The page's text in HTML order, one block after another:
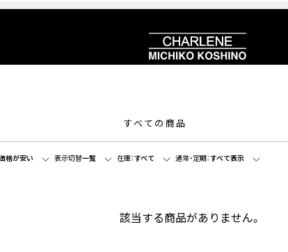
すべての商品
格が安い 表示切替一覧 在庫：すべて 通常・定期：すべて表示
該当する商品がありません。